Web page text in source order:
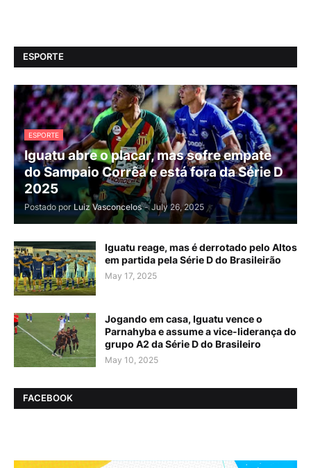
ESPORTE
ESPORTE
Iguatu abre o placar, mas sofre empate
do Sampaio Corrêa e está fora da Série D
2025
Postado por Luiz Vasconcelos - July 26, 2025
Iguatu reage, mas é derrotado pelo Altos
em partida pela Série D do Brasileirão
May 17, 2025
Jogando em casa, Iguatu vence o
Parnahyba e assume a vice-liderança do
grupo A2 da Série D do Brasileiro
May 10, 2025
FACEBOOK